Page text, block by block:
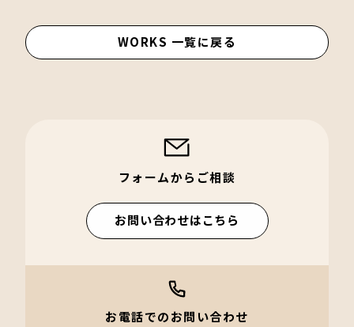
WORKS 一覧に戻る
フォームからご相談
お問い合わせはこちら
お電話でのお問い合わせ